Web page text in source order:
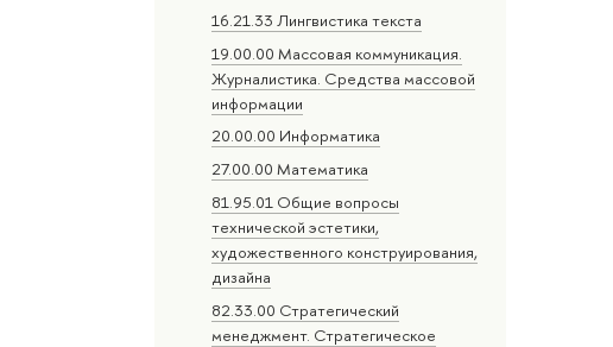
16.21.33 Лингвистика текста
19.00.00 Массовая коммуникация.
Журналистика. Средства массовой
информации
20.00.00 Информатика
27.00.00 Математика
81.95.01 Общие вопросы
технической эстетики,
художественного конструирования,
дизайна
82.33.00 Стратегический
менеджмент. Стратегическое